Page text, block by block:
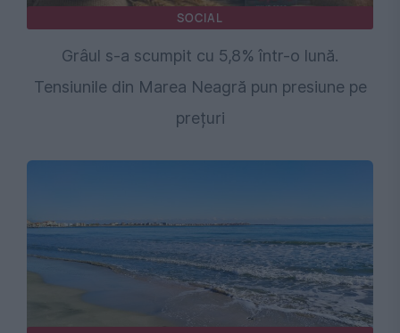
SOCIAL
Grâul s-a scumpit cu 5,8% într-o lună.
Tensiunile din Marea Neagră pun presiune pe
prețuri